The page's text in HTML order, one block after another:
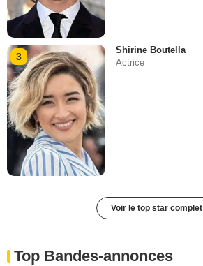
3
Shirine Boutella
Actrice
Voir le top star complet
Top Bandes-annonces